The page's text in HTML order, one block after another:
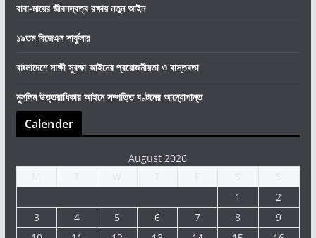
বাবা-মায়ের জীবনস্বত্ব রক্ষায় নতুন আইন
১৯তম বিজেএস সার্কুলার
বাংলাদেশে সাক্ষী সুরক্ষা আইনের প্রয়োজনীয়তা ও বাস্তবতা
মুসলিম উত্তরাধিকার আইনে সম্পত্তি বণ্টনের আদ্যোপান্ত
Calender
August 2026
1
2
3
4 5 6 7 8
9